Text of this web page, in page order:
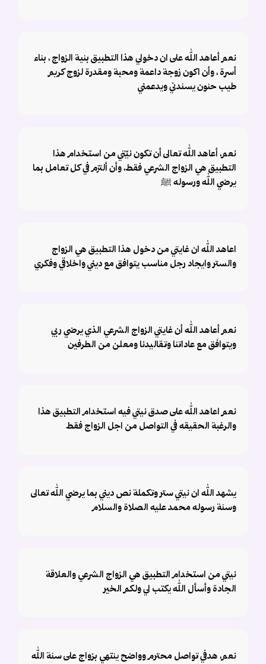
نعم أعاهد الله على ان دخولي هذا التطبيق بنية الزواج ، بناء
أسرة ، وأن اكون زوجة داعمة ومحبة ومقدرة لزوج كريم
طيب حنون يسندني ويدعمني
نعم، أعاهد الله تعالى أن تكون نيّتي من استخدام هذا
التطبيق هي الزواج الشرعي فقط، وأن ألتزم في كل تعامل بما
يرضي الله ورسوله ﷺ
اعاهد الله ان غايتي من دخول هذا التطبيق هي الزواج
والستر وايجاد رجل مناسب يتوافق مع ديني واخلاقي وفكري
نعم أعاهد الله أن غايتي الزواج الشرعي الذي يرضي ربي
ويتوافق مع عاداتنا وتقاليدنا ومعلن من الطرفين
نعم اعاهد الله على صدق نيتي فيه استخدام التطبيق هذا
والرغبة الحقيقه في التواصل من اجل الزواج فقط
يشهد الله ان نيتي ستر وتكملة نص ديني بما يرضي الله تعالى
وسنة رسوله محمد عليه الصلاة والسلام
نيتي من استخدام التطبيق هي الزواج الشرعي والعلاقة
الجادة وأسأل الله يكتب لي ولكم الخير
نعم، هدفي تواصل محترم وواضح ينتهي بزواج على سنة الله